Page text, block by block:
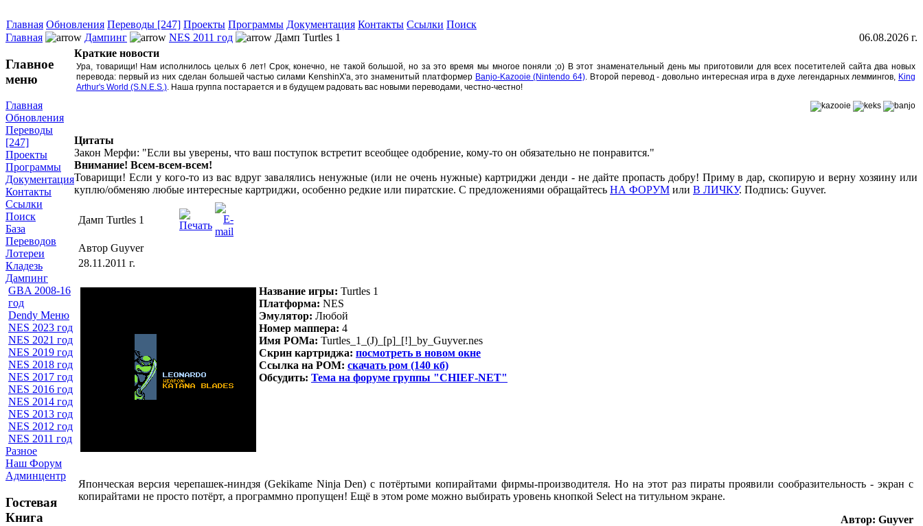
Главная Обновления Переводы [247] Проекты Программы Документация Контакты Ссылки Поиск
Главная
Дампинг NES 2011 год Дамп Turtles 1 06.08.2026 г.
Главное
меню
Главная
Обновления
Переводы
[247]
Проекты
Программы
Документация
Контакты
Ссылки
Поиск
База
Переводов
Лотереи
Кладезь
Дампинг
GBA 2008-16
год
Dendy Меню
NES 2023 год
NES 2021 год
NES 2019 год
NES 2018 год
NES 2017 год
NES 2016 год
NES 2014 год
NES 2013 год
NES 2012 год
NES 2011 год
Разное
Наш Форум
Админцентр
Гостевая
Книга
Краткие новости
Ура, товарищи! Нам исполнилось целых 6 лет! Срок, конечно, не такой большой, но за это время мы многое поняли ;о) В этот знаменательный день мы приготовили для всех посетителей сайта два новых
перевода: первый из них сделан большей частью силами KenshinX'а, это знаменитый платформер Banjo-Kazooie (Nintendo 64). Второй перевод - довольно интересная игра в духе легендарных леммингов, King
Arthur's World (S.N.E.S.). Наша группа постарается и в будущем радовать вас новыми переводами, честно-честно!
Цитаты
Закон Мерфи: "Если вы уверены, что ваш поступок встретит всеобщее одобрение, кому-то он обязательно не понравится."
Внимание! Всем-всем-всем!
Товарищи! Если у кого-то из вас вдруг завалялись ненужные (или не очень нужные) картриджи денди - не дайте пропасть добру! Приму в дар, скопирую и верну хозяину или
куплю/обменяю любые интересные картриджи, особенно редкие или пиратские. С предложениями обращайтесь НА ФОРУМ или В ЛИЧКУ. Подпись: Guyver.
Дамп Turtles 1
Автор Guyver
28.11.2011 г.
Название игры: Turtles 1
Платформа: NES
Эмулятор: Любой
Номер маппера: 4
Имя РОМа: Turtles_1_(J)_[p]_[!]_by_Guyver.nes
Скрин картриджа: посмотреть в новом окне
Ссылка на РОМ: скачать ром (140 кб)
Обсудить: Тема на форуме группы "CHIEF-NET"
Японческая версия черепашек-ниндзя (Gekikame Ninja Den) с потёртыми копирайтами фирмы-производителя. Но на этот раз пираты проявили сообразительность - экран с
копирайтами не просто потёрт, а программно пропущен! Ещё в этом роме можно выбирать уровень кнопкой Select на титульном экране.
Автор: Guyver